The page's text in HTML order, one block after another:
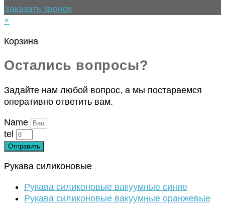
Заказать звонок
×
Корзина
Остались вопросы?
Задайте нам любой вопрос, а мы постараемся
оперативно ответить вам.
Name
tel
Отправить
Рукава силиконовые
Рукава силиконовые вакуумные синие
Рукава силиконовые вакуумные оранжевые